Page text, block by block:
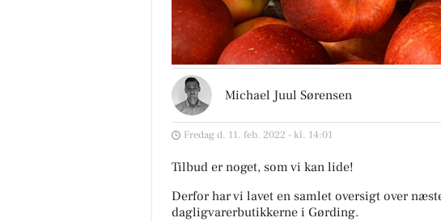
Michael Juul Sørensen
Fredag d. 11. feb. 2022 - kl. 14:01
Tilbud er noget, som vi kan lide!
Derfor har vi lavet en samlet oversigt over
dagligvarerbutikkerne i Gørding.